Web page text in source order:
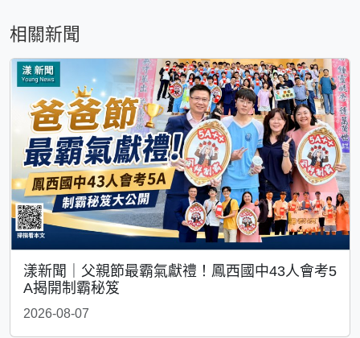
相關新聞
漾新聞｜父親節最霸氣獻禮！鳳西國中43人會考5
A揭開制霸秘笈
2026-08-07